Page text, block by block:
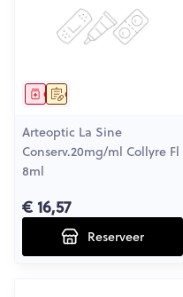
Op voorschrift
Geneesmiddel
Arteoptic La Sine
Conserv.20mg/ml Collyre Fl
8ml
€ 16,57
Reserveer